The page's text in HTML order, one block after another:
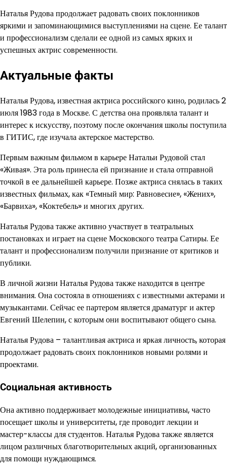
Наталья Рудова продолжает радовать своих поклонников
яркими и запоминающимися выступлениями на сцене. Ее талант
и профессионализм сделали ее одной из самых ярких и
успешных актрис современности.
Актуальные факты
Наталья Рудова, известная актриса российского кино, родилась 2
июля 1983 года в Москве. С детства она проявляла талант и
интерес к искусству, поэтому после окончания школы поступила
в ГИТИС, где изучала актерское мастерство.
Первым важным фильмом в карьере Натальи Рудовой стал
«Живая». Эта роль принесла ей признание и стала отправной
точкой в ее дальнейшей карьере. Позже актриса снялась в таких
известных фильмах, как «Темный мир: Равновесие», «Жених»,
«Барвиха», «Коктебель» и многих других.
Наталья Рудова также активно участвует в театральных
постановках и играет на сцене Московского театра Сатиры. Ее
талант и профессионализм получили признание от критиков и
публики.
В личной жизни Наталья Рудова также находится в центре
внимания. Она состояла в отношениях с известными актерами и
музыкантами. Сейчас ее партером является драматург и актер
Евгений Шелепин, с которым они воспитывают общего сына.
Наталья Рудова – талантливая актриса и яркая личность, которая
продолжает радовать своих поклонников новыми ролями и
проектами.
Социальная активность
Она активно поддерживает молодежные инициативы, часто
посещает школы и университеты, где проводит лекции и
мастер-классы для студентов. Наталья Рудова также является
лицом различных благотворительных акций, организованных
для помощи нуждающимся.